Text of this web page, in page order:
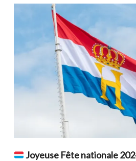
Joyeuse Fête nationale